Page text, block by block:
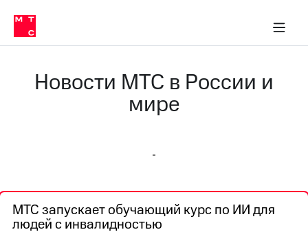
Медиа-центр
и акционерам
Устойчивое развитие
Комплаенс и деловая этика
компании
Правовая
информация
Карьера
в МТС
Новости МТС в России и
мире
МТС запускает обучающий курс по ИИ для
людей с инвалидностью